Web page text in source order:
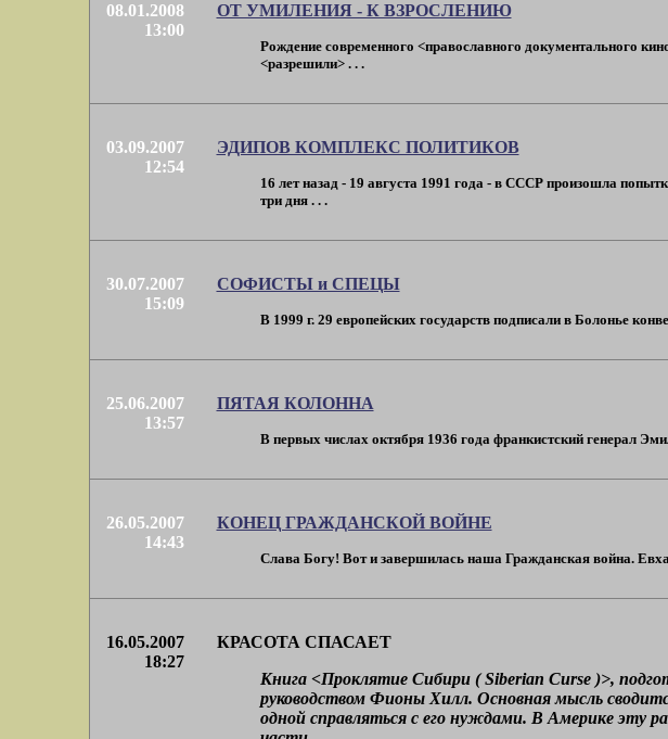
08.01.2008
13:00
ОТ УМИЛЕНИЯ - К ВЗРОСЛЕНИЮ
Рождение современного <православного документального
<разрешили> . . .
03.09.2007
12:54
ЭДИПОВ КОМПЛЕКС ПОЛИТИКОВ
16 лет назад - 19 августа 1991 года - в СССР произошла
три дня . . .
30.07.2007
15:09
СОФИСТЫ и СПЕЦЫ
В 1999 г. 29 европейских государств подписали в Болонье
25.06.2007
13:57
ПЯТАЯ КОЛОННА
В первых числах октября 1936 года франкистский генерал
26.05.2007
14:43
КОНЕЦ ГРАЖДАНСКОЙ ВОЙНЕ
Слава Богу! Вот и завершилась наша Гражданская война.
16.05.2007
18:27
КРАСОТА СПАСАЕТ
Книга <Проклятие Сибири ( Siberian Curse )>,
руководством Фионы Хилл. Основная мысль
одной справляться с его нуждами. В Америке эту